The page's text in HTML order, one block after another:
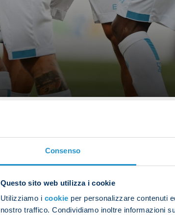
Consenso
Questo sito web utilizza i cookie
Utilizziamo i cookie per personalizzare contenuti
nostro traffico. Condividiamo inoltre informazioni